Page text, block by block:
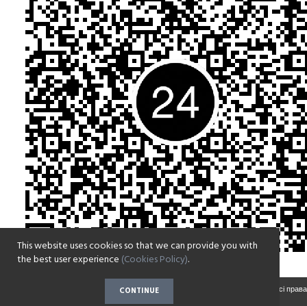
Copyright © 2017-2022 Парафія на честь Воскресіння Христового села Зазим'є. Всі права
This website uses cookies so that we can provide you with
the best user experience (Cookies Policy).
CONTINUE